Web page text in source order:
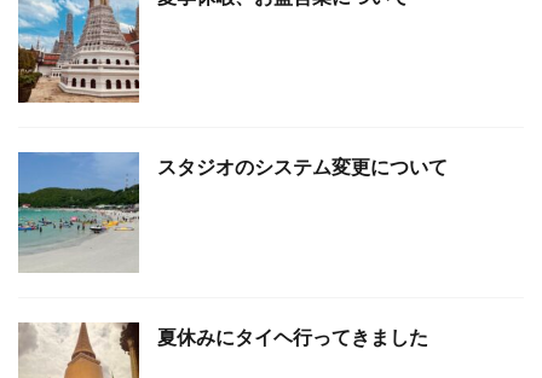
スタジオのシステム変更について
夏休みにタイヘ行ってきました